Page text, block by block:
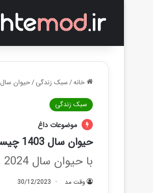
خانه/سبک زندگی/حیوان سال 1403 چیست؟ با حیوان سال 2024 و ویژگی های آن آشنا شوید
سبک زندگی
موضوعات داغ
حیوان سال 1403 چیست؟ با حیوان سال 2024 و ویژگی های آن آشنا شوید
با حیوان سال 2024 و طالع آن آشنا شوید
وقت مد 30/12/2023